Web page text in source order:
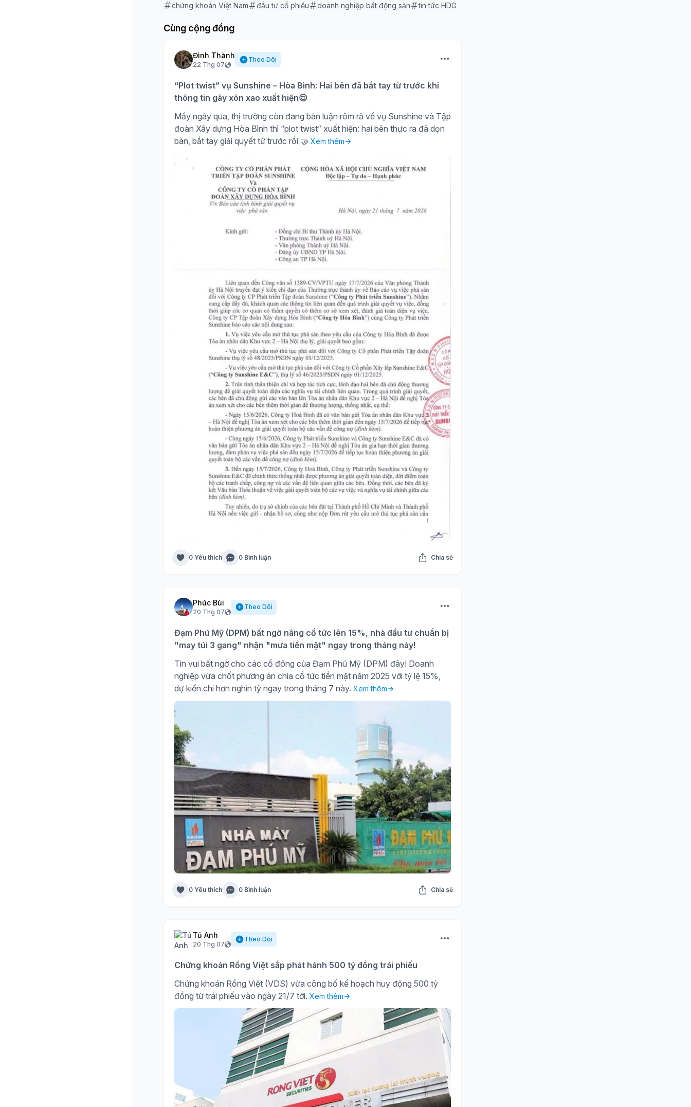
chứng khoán Việt Nam
đầu tư cổ phiếu doanh nghiệp bất động sản tin tức HDG
Cùng cộng đồng
Đình Thành
22 Thg 07
Theo Dõi
“Plot twist” vụ Sunshine – Hòa Bình: Hai bên đã bắt tay từ trước khi
thông tin gây xôn xao xuất hiện😌
Mấy ngày qua, thị trường còn đang bàn luận rôm rả về vụ Sunshine và Tập
đoàn Xây dựng Hòa Bình thì “plot twist” xuất hiện: hai bên thực ra đã dọn
bàn, bắt tay giải quyết từ trước rồi 🤝 Xem thêm
0 Yêu thích 0 Bình luận Chia sẻ
Phúc Bùi
20 Thg 07
Theo Dõi
Đạm Phú Mỹ (DPM) bất ngờ nâng cổ tức lên 15%, nhà đầu tư chuẩn bị
"may túi 3 gang" nhận "mưa tiền mặt" ngay trong tháng này!
Tin vui bất ngờ cho các cổ đông của Đạm Phú Mỹ (DPM) đây! Doanh
nghiệp vừa chốt phương án chia cổ tức tiền mặt năm 2025 với tỷ lệ 15%,
dự kiến chi hơn nghìn tỷ ngay trong tháng 7 này. Xem thêm
0 Yêu thích 0 Bình luận Chia sẻ
Tú Anh
20 Thg 07
Theo Dõi
Chứng khoán Rồng Việt sắp phát hành 500 tỷ đồng trái phiếu
Chứng khoán Rồng Việt (VDS) vừa công bố kế hoạch huy động 500 tỷ
đồng từ trái phiếu vào ngày 21/7 tới. Xem thêm